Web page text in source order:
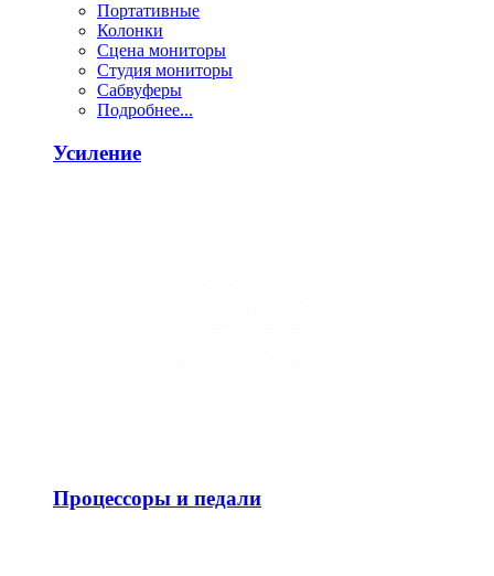
Портативные
Колонки
Сцена мониторы
Студия мониторы
Сабвуферы
Подробнее...
Усиление
Процессоры и педали